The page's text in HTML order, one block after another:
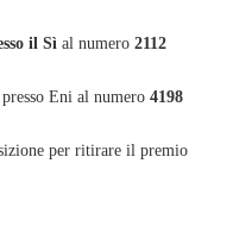
il Sì al numero 2112
presso Eni al numero 4198
per ritirare il premio